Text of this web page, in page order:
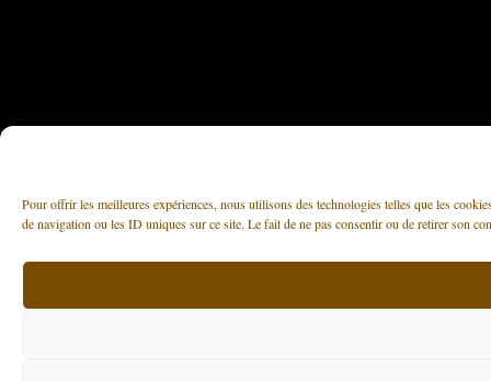
Pour offrir les meilleures expériences, nous utilisons des technologies telles que les
de navigation ou les ID uniques sur ce site. Le fait de ne pas consentir ou de retirer son